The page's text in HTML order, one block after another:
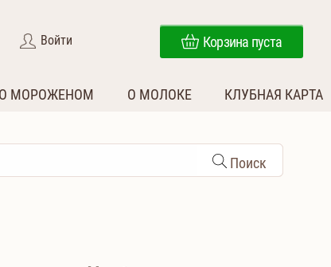
Войти Корзина пуста
О МОРОЖЕНОМ О МОЛОКЕ КЛУБНАЯ КАРТА
Поиск